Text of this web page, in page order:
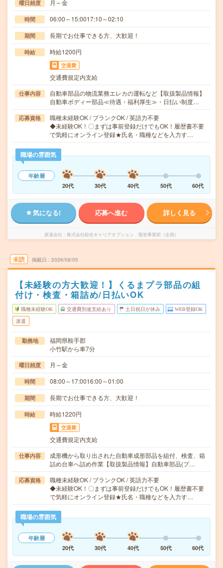
曜日頻度 月～金
時間 06:00～15:0017:10～02:10
期間 長期でお仕事できる方、大歓迎！
時給 時給1200円
交通費
交通費規定内支給
仕事内容
自動車部品の物流業務エレカの運転など【取扱製品情報】
自動車ボディー部品≪待遇・福利厚生≫・日払い制度…
応募資格
職種未経験OK / ブランクOK / 英語力不要
◆未経験OK！〇まずは事前登録だけでもOK！履歴書不要
で気軽にオンライン登録★氏名・職種などを入力す…
職場の雰囲気
年齢層
20代
30代 40代 50代 60代
気になる! 応募へ進む 詳しく見る
派遣会社 株式会社綜合キャリアオプション 製造事業部（全国）
未読 掲載日 2026/08/05
【未経験の方大歓迎！】くるまプラ部品の組
付け・検査・箱詰め/日払いOK
職種未経験OK 交通費別途支給あり 土日祝日が休み WEB登録OK
派遣
勤務地
福岡県鞍手郡
小竹駅から車7分
曜日頻度 月～金
時間 08:00～17:0016:00～01:00
期間 長期でお仕事できる方、大歓迎！
時給 時給1220円
交通費
交通費規定内支給
仕事内容
成形機から取り出された自動車成形部品を組付、検査、箱
詰め台車へ詰め作業【取扱製品情報】自動車部品(プ…
応募資格
職種未経験OK / ブランクOK / 英語力不要
◆未経験OK！〇まずは事前登録だけでもOK！履歴書不要
で気軽にオンライン登録★氏名・職種などを入力す…
職場の雰囲気
年齢層
20代
30代 40代 50代 60代